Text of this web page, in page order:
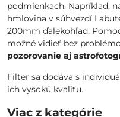
podmienkach. Napríklad,
hmlovina v súhvezdí
200mm ďalekohľad.
možné vidieť bez
pozorovanie aj
Filter sa dodáva s
ich vysokú kvalitu.
Viac z kategórie